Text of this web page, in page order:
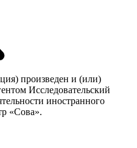
произведен и (или)
Исследовательский
иностранного
«Сова».